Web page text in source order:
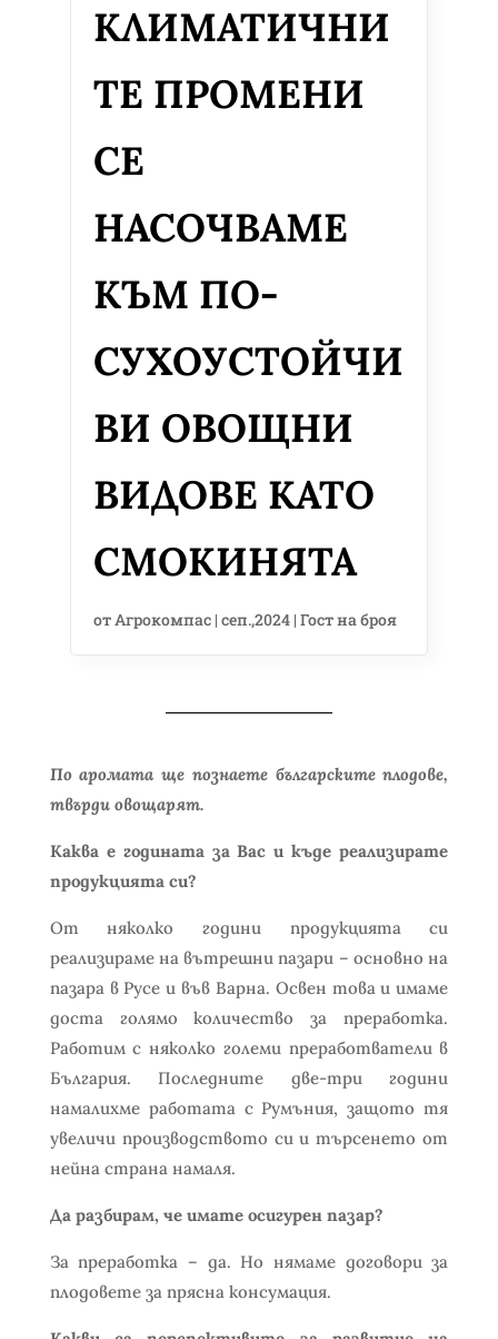
КЛИМАТИЧНИ
ТЕ ПРОМЕНИ
СЕ
НАСОЧВАМЕ
КЪМ ПО-
СУХОУСТОЙЧИ
ВИ ОВОЩНИ
ВИДОВЕ КАТО
СМОКИНЯТА
отАгрокомпас| сеп.,2024| Гост на броя
По аромата ще познаете българските плодове,
твърди овощарят.
Каква е годината за Вас и къде реализирате
продукцията си?
От няколко години продукцията си
реализираме на вътрешни пазари – основно на
пазара в Русе и във Варна. Освен това и имаме
доста голямо количество за преработка.
Работим с няколко големи преработватели в
България. Последните две-три години
намалихме работата с Румъния, защото тя
увеличи производството си и търсенето от
нейна страна намаля.
Да разбирам, че имате осигурен пазар?
За преработка – да. Но нямаме договори за
плодовете за прясна консумация.